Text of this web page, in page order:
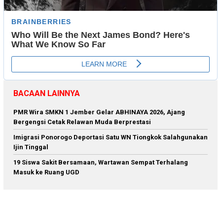
BACAAN LAINNYA
PMR Wira SMKN 1 Jember Gelar ABHINAYA 2026, Ajang
Bergengsi Cetak Relawan Muda Berprestasi
Imigrasi Ponorogo Deportasi Satu WN Tiongkok Salahgunakan
Ijin Tinggal
19 Siswa Sakit Bersamaan, Wartawan Sempat Terhalang
Masuk ke Ruang UGD